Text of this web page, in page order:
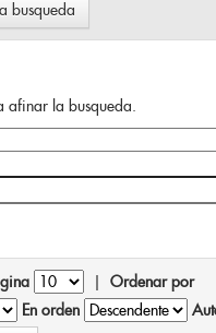
busqueda
afinar la busqueda.
| Ordenar por
En orden